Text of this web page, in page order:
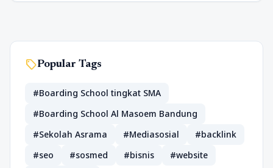
sellPopular Tags
#Boarding School tingkat SMA
#Boarding School Al Masoem Bandung
#Sekolah Asrama
#Mediasosial
#backlink
#seo
#sosmed #bisnis
#website